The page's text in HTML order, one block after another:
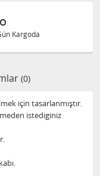
Kargoda
(0)
için tasarlanmıştır.
istediginiz